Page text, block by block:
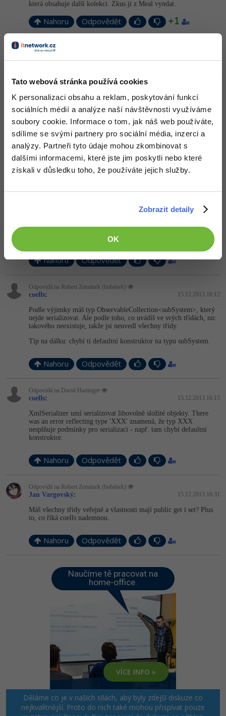
Tato webová stránka používá cookies
K personalizaci obsahu a reklam, poskytování funkcí
sociálních médií a analýze naší návštěvnosti využíváme
soubory cookie. Informace o tom, jak náš web používáte,
sdílíme se svými partnery pro sociální média, inzerci a
analýzy. Partneři tyto údaje mohou zkombinovat s
dalšími informacemi, které jste jim poskytli nebo které
získali v důsledku toho, že používáte jejich služby.
Zobrazit detaily
OK
Windows
Linux
Elektronický podpis
Fórum
Fórum
která obsahuje další kolekci. Zkus ji z Meal vyndat.
Nahoru Odpovědět +1
Odpovídá na David Hartinger
Editováno
Nahoru Odpovědět
Odpovídá na Robert Zemánek (bobánek)
David Hartinger: 15.12.2013 11:48
Pokud máš takhle složitý datový model, vyplatí se ti použít třeba
MS-SQL Compact Edition.
15.12.2013 11:52
dík za tip, ale prozatím jsem to vyřešil tak, že každý Meal
Nahoru Odpovědět
Odpovídá na Robert Zemánek (bobánek)
coells: 15.12.2013 16:12
Podle výjimky máš typ ObservableCollec­tion<subSystem>, který
nejde serializovat. Ale podle toho, co uvádíš ve svých třídách, nic
takového neexistuje, takže jsi neuvedl všechny třídy.
Tip na dálku: chybí ti defaultní konstruktor na typu subSystem.
Nahoru Odpovědět
Odpovídá na David Hartinger
coells: 15.12.2013 16:15
XmlSerializer umí serializovat libovolně složité objekty. There
was an error reflecting type 'XXX' znamená, že typ XXX
nesplňuje podmínky pro serializaci - např. tam chybí defaultní
konstruktor.
Nahoru Odpovědět
Odpovídá na Robert Zemánek (bobánek)
Jan Vargovský: 15.12.2013 16:31
Máš všechny třídy veřejné a vlastnosti mají public get i set? Plus
to, co říká coells nademnou.
Nahoru Odpovědět
Naučíme tě pracovat na
home-office.
VÍCE INFO »
Děláme co je v našich silách, aby byly zdejší diskuze co
nejkvalitnější. Proto do nich také mohou přispívat pouze